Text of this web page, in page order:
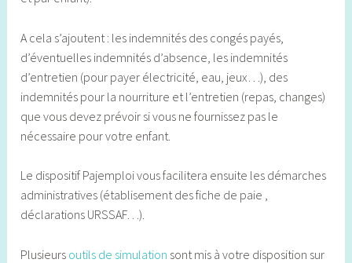
A cela s’ajoutent : les indemnités des congés payés,
d’éventuelles indemnités d’absence, les indemnités
d’entretien (pour payer électricité, eau, jeux…), des
indemnités pour la nourriture et l’entretien (repas, changes)
que vous devez prévoir si vous ne fournissez pas le
nécessaire pour votre enfant.
Le dispositif Pajemploi vous facilitera ensuite les démarches
administratives (établisement des fiche de paie ,
déclarations URSSAF…).
Plusieurs outils de simulation sont mis à votre disposition sur